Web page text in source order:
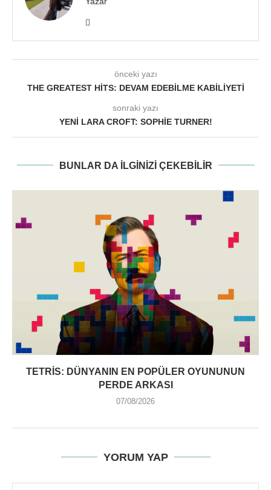
önceki yazı
THE GREATEST HITS: DEVAM EDEBILME KABILIYETI
sonraki yazı
YENI LARA CROFT: SOPHIE TURNER!
BUNLAR DA ILGINIZI ÇEKEBILIR
TETRIS: DÜNYANIN EN POPÜLER OYUNUNUN
PERDE ARKASI
07/08/2026
YORUM YAP